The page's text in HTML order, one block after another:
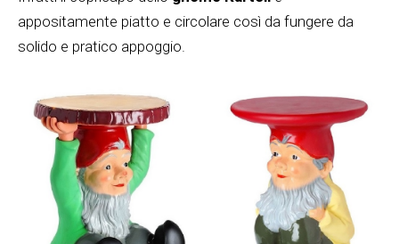
appositamente piatto e circolare così da fungere da
solido e pratico appoggio.